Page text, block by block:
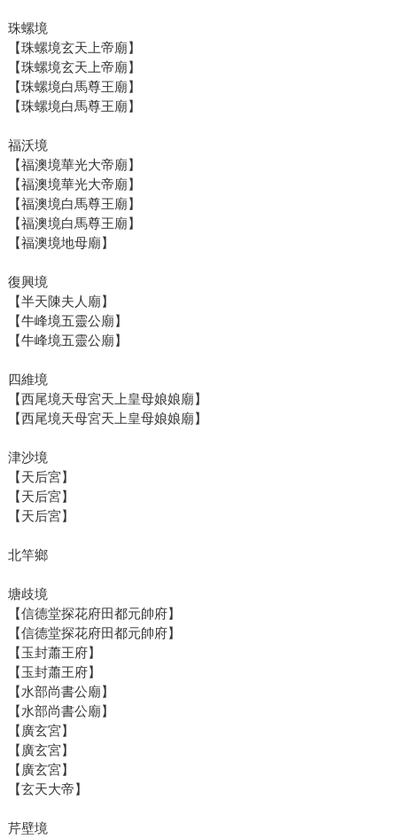
珠螺境
【珠螺境玄天上帝廟】
【珠螺境玄天上帝廟】
【珠螺境白馬尊王廟】
【珠螺境白馬尊王廟】
福沃境
【福澳境華光大帝廟】
【福澳境華光大帝廟】
【福澳境白馬尊王廟】
【福澳境白馬尊王廟】
【福澳境地母廟】
復興境
【半天陳夫人廟】
【牛峰境五靈公廟】
【牛峰境五靈公廟】
四維境
【西尾境天母宮天上皇母娘娘廟】
【西尾境天母宮天上皇母娘娘廟】
津沙境
【天后宮】
【天后宮】
【天后宮】
北竿鄉
塘歧境
【信德堂探花府田都元帥府】
【信德堂探花府田都元帥府】
【玉封蕭王府】
【玉封蕭王府】
【水部尚書公廟】
【水部尚書公廟】
【廣玄宮】
【廣玄宮】
【廣玄宮】
【玄天大帝】
芹壁境